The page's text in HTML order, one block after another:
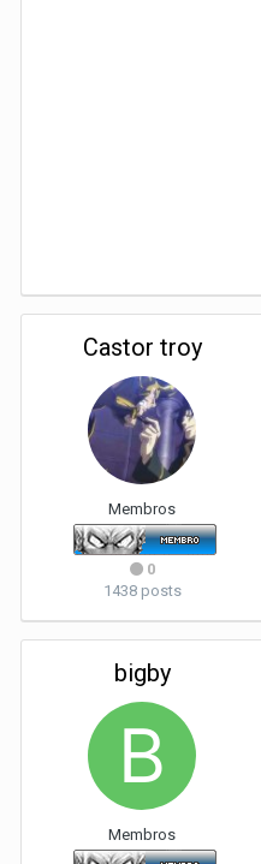
Castor troy
Membros
0
1438 posts
bigby
Membros